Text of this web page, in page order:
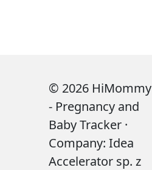
© 2026 HiMommy
- Pregnancy and
Baby Tracker ·
Company: Idea
Accelerator sp. z